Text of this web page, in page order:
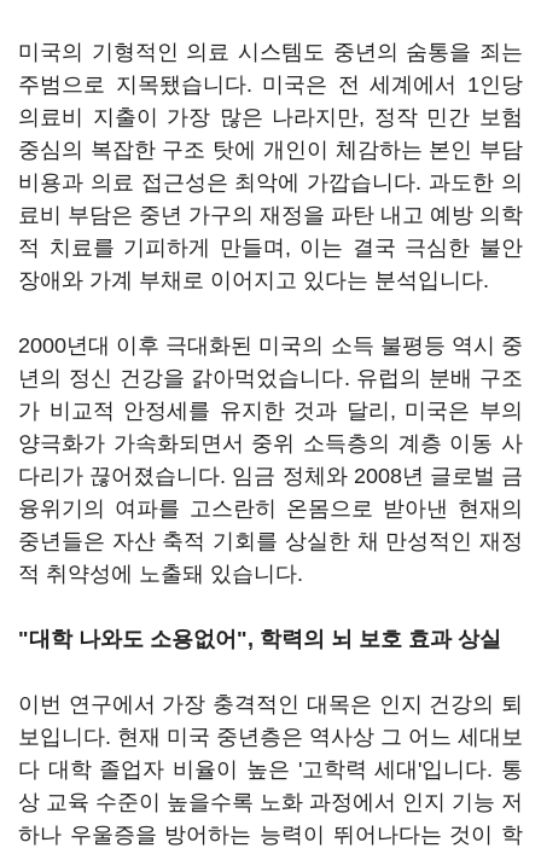
미국의 기형적인 의료 시스템도 중년의 숨통을 죄는
주범으로 지목됐습니다. 미국은 전 세계에서 1인당
의료비 지출이 가장 많은 나라지만, 정작 민간 보험
중심의 복잡한 구조 탓에 개인이 체감하는 본인 부담
비용과 의료 접근성은 최악에 가깝습니다. 과도한 의
료비 부담은 중년 가구의 재정을 파탄 내고 예방 의학
적 치료를 기피하게 만들며, 이는 결국 극심한 불안
장애와 가계 부채로 이어지고 있다는 분석입니다.
2000년대 이후 극대화된 미국의 소득 불평등 역시 중
년의 정신 건강을 갉아먹었습니다. 유럽의 분배 구조
가 비교적 안정세를 유지한 것과 달리, 미국은 부의
양극화가 가속화되면서 중위 소득층의 계층 이동 사
다리가 끊어졌습니다. 임금 정체와 2008년 글로벌 금
융위기의 여파를 고스란히 온몸으로 받아낸 현재의
중년들은 자산 축적 기회를 상실한 채 만성적인 재정
적 취약성에 노출돼 있습니다.
"대학 나와도 소용없어", 학력의 뇌 보호 효과 상실
이번 연구에서 가장 충격적인 대목은 인지 건강의 퇴
보입니다. 현재 미국 중년층은 역사상 그 어느 세대보
다 대학 졸업자 비율이 높은 '고학력 세대'입니다. 통
상 교육 수준이 높을수록 노화 과정에서 인지 기능 저
하나 우울증을 방어하는 능력이 뛰어나다는 것이 학